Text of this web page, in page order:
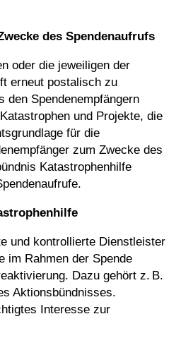
des Spendenaufrufs
oder die jeweiligen der
erneut postalisch zu
den Spendenempfängern
und Projekte, die
für die
zum Zwecke des
Katastrophenhilfe
und kontrollierte Dienstleister
im Rahmen der Spende
Dazu gehört z. B.
Aktionsbündnisses.
Interesse zur